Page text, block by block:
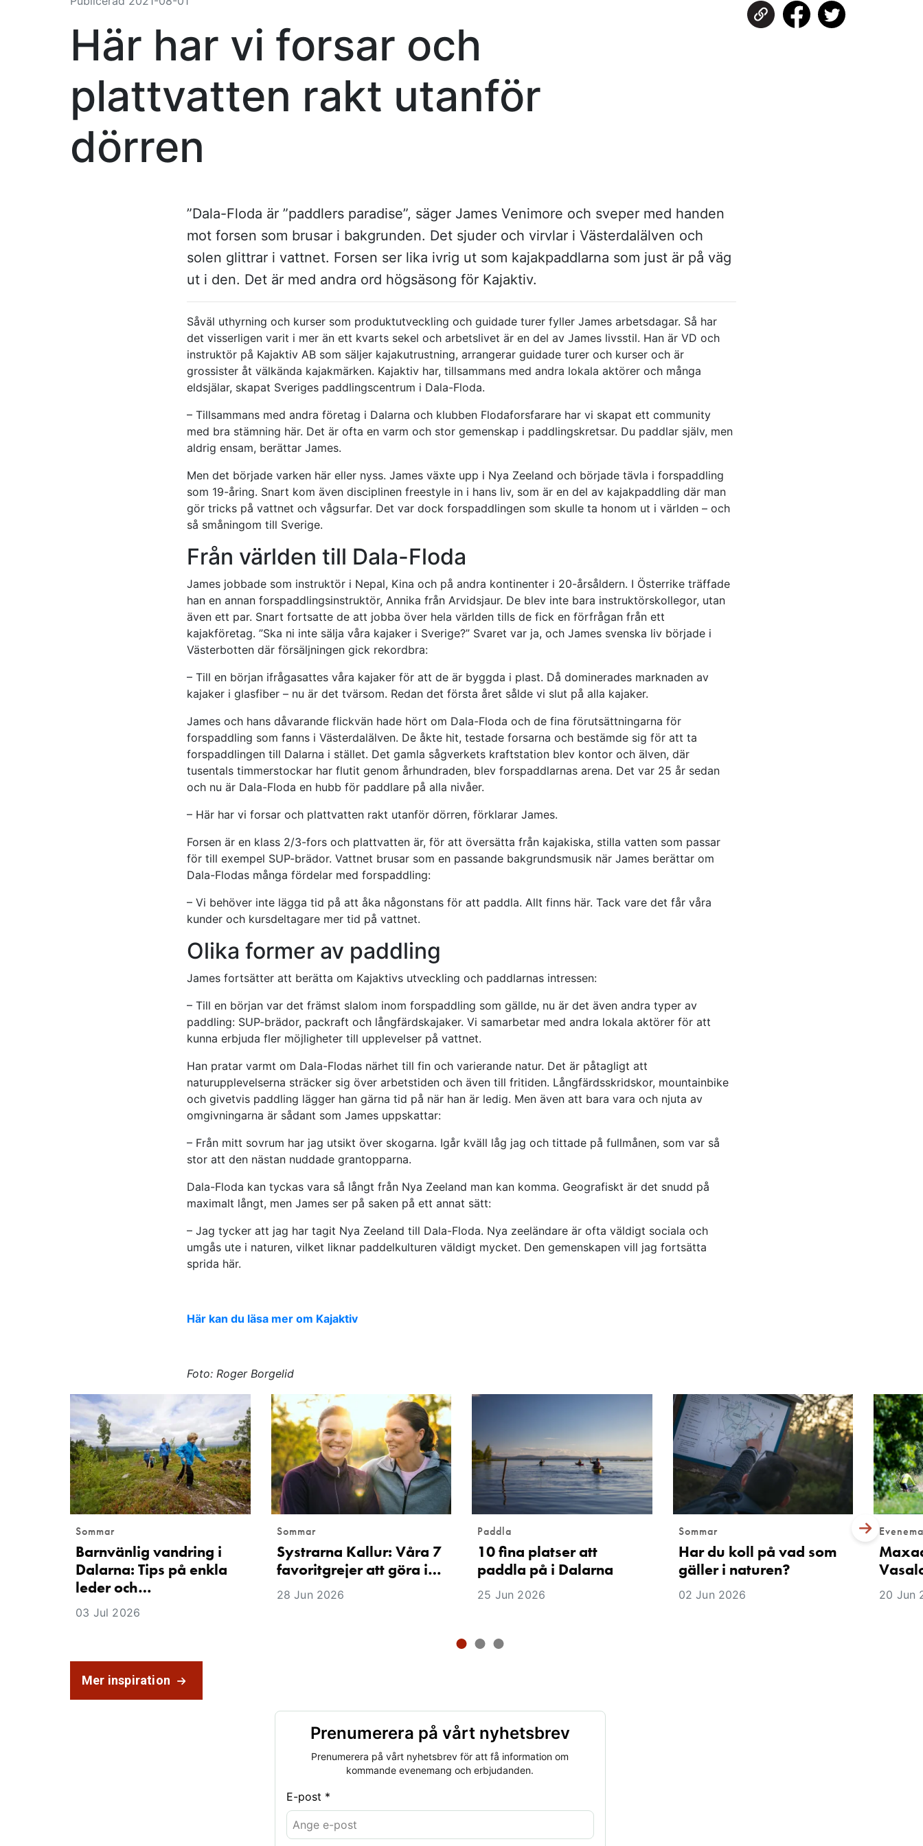
Här har vi forsar och
plattvatten rakt utanför
dörren
”Dala-Floda är ”paddlers paradise”, säger James Venimore och sveper med handen
mot forsen som brusar i bakgrunden. Det sjuder och virvlar i Västerdalälven och
solen glittrar i vattnet. Forsen ser lika ivrig ut som kajakpaddlarna som just är på väg
ut i den. Det är med andra ord högsäsong för Kajaktiv.
Såväl uthyrning och kurser som produktutveckling och guidade turer fyller James arbetsdagar. Så har
det visserligen varit i mer än ett kvarts sekel och arbetslivet är en del av James livsstil. Han är VD och
instruktör på Kajaktiv AB som säljer kajakutrustning, arrangerar guidade turer och kurser och är
grossister åt välkända kajakmärken. Kajaktiv har, tillsammans med andra lokala aktörer och många
eldsjälar, skapat Sveriges paddlingscentrum i Dala-Floda.
– Tillsammans med andra företag i Dalarna och klubben Flodaforsfarare har vi skapat ett community
med bra stämning här. Det är ofta en varm och stor gemenskap i paddlingskretsar. Du paddlar själv, men
aldrig ensam, berättar James.
Men det började varken här eller nyss. James växte upp i Nya Zeeland och började tävla i forspaddling
som 19-åring. Snart kom även disciplinen freestyle in i hans liv, som är en del av kajakpaddling där man
gör tricks på vattnet och vågsurfar. Det var dock forspaddlingen som skulle ta honom ut i världen – och
så småningom till Sverige.
Från världen till Dala-Floda
James jobbade som instruktör i Nepal, Kina och på andra kontinenter i 20-årsåldern. I Österrike träffade
han en annan forspaddlingsinstruktör, Annika från Arvidsjaur. De blev inte bara instruktörskollegor, utan
även ett par. Snart fortsatte de att jobba över hela världen tills de fick en förfrågan från ett
kajakföretag. ”Ska ni inte sälja våra kajaker i Sverige?” Svaret var ja, och James svenska liv började i
Västerbotten där försäljningen gick rekordbra:
– Till en början ifrågasattes våra kajaker för att de är byggda i plast. Då dominerades marknaden av
kajaker i glasfiber – nu är det tvärsom. Redan det första året sålde vi slut på alla kajaker.
James och hans dåvarande flickvän hade hört om Dala-Floda och de fina förutsättningarna för
forspaddling som fanns i Västerdalälven. De åkte hit, testade forsarna och bestämde sig för att ta
forspaddlingen till Dalarna i stället. Det gamla sågverkets kraftstation blev kontor och älven, där
tusentals timmerstockar har flutit genom århundraden, blev forspaddlarnas arena. Det var 25 år sedan
och nu är Dala-Floda en hubb för paddlare på alla nivåer.
– Här har vi forsar och plattvatten rakt utanför dörren, förklarar James.
Forsen är en klass 2/3-fors och plattvatten är, för att översätta från kajakiska, stilla vatten som passar
för till exempel SUP-brädor. Vattnet brusar som en passande bakgrundsmusik när James berättar om
Dala-Flodas många fördelar med forspaddling:
– Vi behöver inte lägga tid på att åka någonstans för att paddla. Allt finns här. Tack vare det får våra
kunder och kursdeltagare mer tid på vattnet.
Olika former av paddling
James fortsätter att berätta om Kajaktivs utveckling och paddlarnas intressen:
– Till en början var det främst slalom inom forspaddling som gällde, nu är det även andra typer av
paddling: SUP-brädor, packraft och långfärdskajaker. Vi samarbetar med andra lokala aktörer för att
kunna erbjuda fler möjligheter till upplevelser på vattnet.
Han pratar varmt om Dala-Flodas närhet till fin och varierande natur. Det är påtagligt att
naturupplevelserna sträcker sig över arbetstiden och även till fritiden. Långfärdsskridskor, mountainbike
och givetvis paddling lägger han gärna tid på när han är ledig. Men även att bara vara och njuta av
omgivningarna är sådant som James uppskattar:
– Från mitt sovrum har jag utsikt över skogarna. Igår kväll låg jag och tittade på fullmånen, som var så
stor att den nästan nuddade grantopparna.
Dala-Floda kan tyckas vara så långt från Nya Zeeland man kan komma. Geografiskt är det snudd på
maximalt långt, men James ser på saken på ett annat sätt:
– Jag tycker att jag har tagit Nya Zeeland till Dala-Floda. Nya zeeländare är ofta väldigt sociala och
umgås ute i naturen, vilket liknar paddelkulturen väldigt mycket. Den gemenskapen vill jag fortsätta
sprida här.
Här kan du läsa mer om Kajaktiv
Foto: Roger Borgelid
Sommar
Barnvänlig vandring i
Dalarna: Tips på enkla
leder och…
03 Jul 2026
Sommar
Systrarna Kallur: Våra 7
favoritgrejer att göra i…
28 Jun 2026
Paddla
10 fina platser att
paddla på i Dalarna
25 Jun 2026
Sommar
Har du koll på vad som
gäller i naturen?
02 Jun 2026 20 Jun
Mer inspiration
Prenumerera på vårt nyhetsbrev
Prenumerera på vårt nyhetsbrev för att få information om
kommande evenemang och erbjudanden.
E-post *